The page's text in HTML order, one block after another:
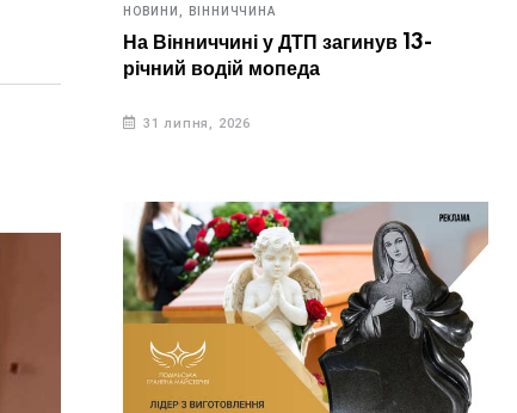
НОВИНИ, ВІННИЧЧИНА
На Вінниччині у ДТП загинув 13-
річний водій мопеда
31 липня, 2026